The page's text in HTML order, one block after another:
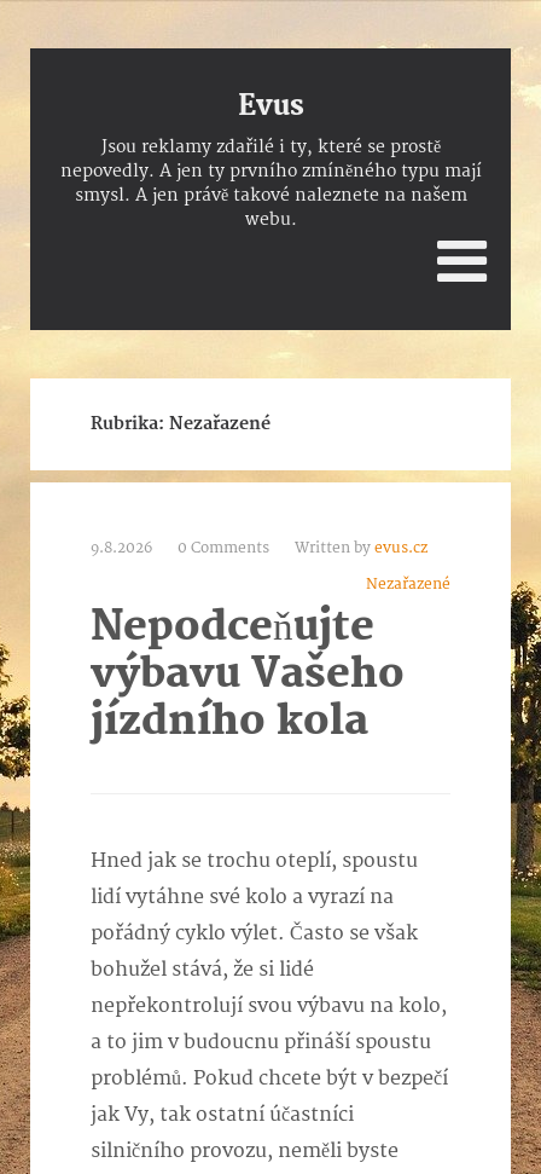
Evus
Jsou reklamy zdařilé i ty, které se prostě
nepovedly. A jen ty prvního zmíněného typu mají
smysl. A jen právě takové naleznete na našem
webu.
Rubrika: Nezařazené
9.8.2026 0 Comments Written by evus.cz
Nezařazené
Nepodceňujte
výbavu Vašeho
jízdního kola
Hned jak se trochu oteplí, spoustu
lidí vytáhne své kolo a vyrazí na
pořádný cyklo výlet. Často se však
bohužel stává, že si lidé
nepřekontrolují svou výbavu na kolo,
a to jim v budoucnu přináší spoustu
problémů. Pokud chcete být v bezpečí
jak Vy, tak ostatní účastníci
silničního provozu, neměli byste